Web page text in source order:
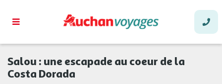
Salou : une escapade au coeur de la
Costa Dorada